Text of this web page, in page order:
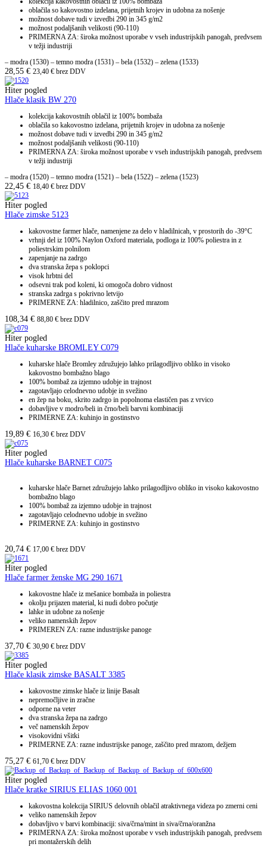
oblačila so kakovostno izdelana, prijetnih krojev in udobna za nošenje
možnost dobave tudi v izvedbi 290 in 345 g/m2
možnost podaljšanih velikosti (90-110)
PRIMERNA ZA: široka možnost uporabe v vseh industrijskih panogah, predvsem
v težji industriji
– modra (1530) – temno modra (1531) – bela (1532) – zelena (1533)
28,55 € 23,40 € brez DDV
Hiter pogled
Hlače klasik BW 270
kolekcija kakovostnih oblačil iz 100% bombaža
oblačila so kakovostno izdelana, prijetnih krojev in udobna za nošenje
možnost dobave tudi v izvedbi 290 in 345 g/m2
možnost podaljšanih velikosti (90-110)
PRIMERNA ZA: široka možnost uporabe v vseh industrijskih panogah, predvsem
v težji industriji
– modra (1520) – temno modra (1521) – bela (1522) – zelena (1523)
22,45 € 18,40 € brez DDV
Hiter pogled
Hlače zimske 5123
kakovostne farmer hlače, namenjene za delo v hladilnicah, v prostorih do -39°C
vrhnji del iz 100% Naylon Oxford materiala, podloga iz 100% poliestra in z
poliestrskim polnilom
zapenjanje na zadrgo
dva stranska žepa s poklopci
visok hrbtni del
odsevni trak pod koleni, ki omogoča dobro vidnost
stranska zadrga s pokrivno letvijo
PRIMERNE ZA: hladilnico, zaščito pred mrazom
108,34 € 88,80 € brez DDV
Hiter pogled
Hlače kuharske BROMLEY C079
kuharske hlače Bromley združujejo lahko prilagodljivo obliko in visoko
kakovostno bombažno blago
100% bombaž za izjemno udobje in trajnost
zagotavljajo celodnevno udobje in svežino
en žep na boku, skrito zadrgo in popolnoma elastičen pas z vrvico
dobavljive v modro/beli in črno/beli barvni kombinaciji
PRIMERNE ZA: kuhinjo in gostinstvo
19,89 € 16,30 € brez DDV
Hiter pogled
Hlače kuharske BARNET C075
kuharske hlače Barnet združujejo lahko prilagodljivo obliko in visoko kakovostno
bombažno blago
100% bombaž za izjemno udobje in trajnost
zagotavljajo celodnevno udobje in svežino
PRIMERNE ZA: kuhinjo in gostinstvo
20,74 € 17,00 € brez DDV
Hiter pogled
Hlače farmer ženske MG 290 1671
kakovostne hlače iz mešanice bombaža in poliestra
okolju prijazen material, ki nudi dobro počutje
lahke in udobne za nošenje
veliko namenskih žepov
PRIMEREN ZA: razne industrijske panoge
37,70 € 30,90 € brez DDV
Hiter pogled
Hlače klasik zimske BASALT 3385
kakovostne zimske hlače iz linije Basalt
nepremočljive in zračne
odporne na veter
dva stranska žepa na zadrgo
več namenskih žepov
visokovidni všitki
PRIMERNE ZA: razne industrijske panoge, zaščito pred mrazom, dežjem
75,27 € 61,70 € brez DDV
Hiter pogled
Hlače kratke SIRIUS ELIAS 1060 001
kakovostna kolekcija SIRIUS delovnih oblačil atraktivnega videza po zmerni ceni
veliko namenskih žepov
dobavljivo v barvi kombinaciji: siva/črna/mint in siva/črna/oranžna
PRIMERNA ZA: široka možnost uporabe v vseh industrijskih panogah, predvsem
pri montažerskih delih